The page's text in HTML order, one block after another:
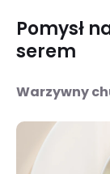
Pomysł
serem
Warzywny